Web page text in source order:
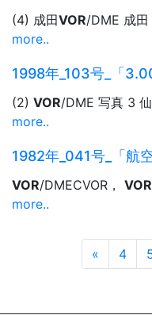
(4) 成田VOR/DME 成田
more..
1998年_103号_「
(2) VOR/DME 写真 3
more..
1982年_041号_「航
VOR/DMECVOR， VOR
more..
«Prev
4